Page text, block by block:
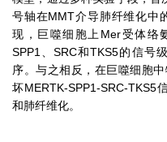
号轴在MMT介导肺纤维化中
现，巨噬细胞上Mer受体络
SPP1、SRC和TKS5的信号
序。与之相反，在巨噬细胞
坏MERTK-SPP1-SRC-TKS5
和肺纤维化。